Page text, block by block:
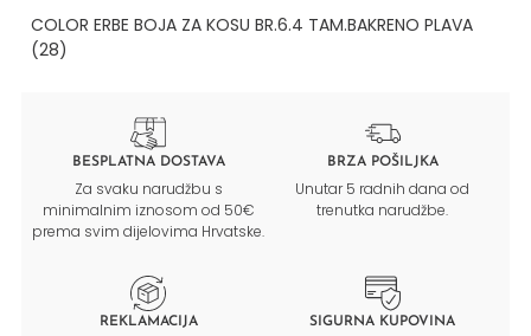
COLOR ERBE BOJA ZA KOSU BR.6.4 TAM.BAKRENO PLAVA
(28)
BESPLATNA DOSTAVA
Za svaku narudžbu s
minimalnim iznosom od 50€
prema svim dijelovima Hrvatske.
BRZA POŠILJKA
Unutar 5 radnih dana od
trenutka narudžbe.
REKLAMACIJA SIGURNA KUPOVINA